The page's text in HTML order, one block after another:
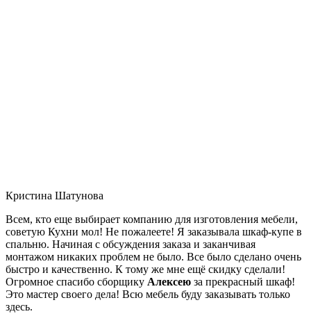
Кристина Шатунова
Всем, кто еще выбирает компанию для изготовления мебели,
советую Кухни мол! Не пожалеете! Я заказывала шкаф-купе в
спальню. Начиная с обсуждения заказа и заканчивая
монтажом никаких проблем не было. Все было сделано очень
быстро и качественно. К тому же мне ещё скидку сделали!
Огромное спасибо сборщику Алексею за прекрасный шкаф!
Это мастер своего дела! Всю мебель буду заказывать только
здесь.